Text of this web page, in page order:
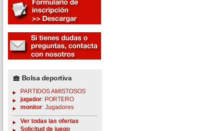
Bolsa deportiva
PARTIDOS AMISTOSOS
jugador: PORTERO
monitor: Jugadores
Ver todas las ofertas
Solicitud de juego